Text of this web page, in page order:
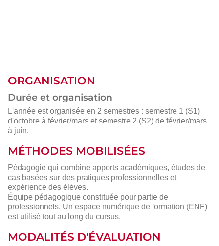
ORGANISATION
Durée et organisation
L'année est organisée en 2 semestres : semestre 1 (S1)
d'octobre à février/mars et semestre 2 (S2) de février/mars
à juin.
MÉTHODES MOBILISÉES
Pédagogie qui combine apports académiques, études de
cas basées sur des pratiques professionnelles et
expérience des élèves.
Équipe pédagogique constituée pour partie de
professionnels. Un espace numérique de formation (ENF)
est utilisé tout au long du cursus.
MODALITÉS D'ÉVALUATION